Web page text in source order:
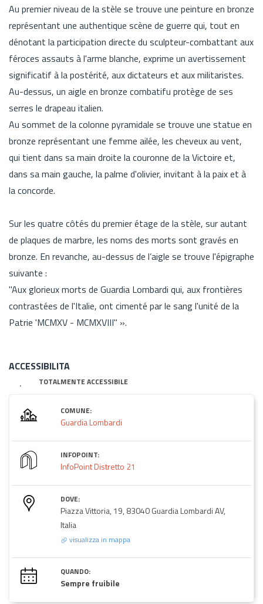
Au premier niveau de la stèle se trouve une peinture en bronze
représentant une authentique scène de guerre qui, tout en
dénotant la participation directe du sculpteur-combattant aux
féroces assauts à l'arme blanche, exprime un avertissement
significatif à la postérité, aux dictateurs et aux militaristes.
Au-dessus, un aigle en bronze combatifu protège de ses
serres le drapeau italien.
Au sommet de la colonne pyramidale se trouve une statue en
bronze représentant une femme ailée, les cheveux au vent,
qui tient dans sa main droite la couronne de la Victoire et,
dans sa main gauche, la palme d'olivier, invitant à la paix et à
la concorde.
Sur les quatre côtés du premier étage de la stèle, sur autant
de plaques de marbre, les noms des morts sont gravés en
bronze. En revanche, au-dessus de l’aigle se trouve l'épigraphe
suivante :
"Aux glorieux morts de Guardia Lombardi qui, aux frontières
contrastées de l'Italie, ont cimenté par le sang l'unité de la
Patrie 'MCMXV - MCMXVIII" ».
ACCESSIBILITA
TOTALMENTE ACCESSIBILE
COMUNE:
Guardia Lombardi
INFOPOINT:
InfoPoint Distretto 21
DOVE:
Piazza Vittoria, 19, 83040 Guardia Lombardi AV,
Italia
visualizza in mappa
QUANDO:
Sempre fruibile